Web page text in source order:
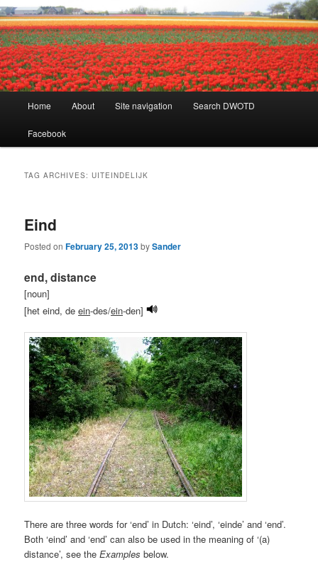
Dutch Word of the Day
Learning Dutch can be fun!
Skip
to
Skip
to
Home About Site navigation Search DWOTD
Facebook
TAG ARCHIVES:UITEINDELIJK
Eind
Posted onFebruary 25, 2013bySander
end, distance
[noun]
[het eind, deein-des/ein-den]
There are three words for ‘end’ in Dutch: ‘eind’, ‘einde’ and ‘end’.
Both ‘eind’ and ‘end’ can also be used in the meaning of ‘(a)
distance’, see theExamples below.